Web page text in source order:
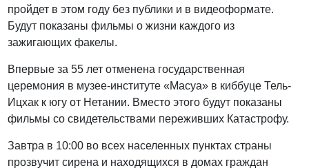
пройдет в этом году без публики и в видеоформате.
Будут показаны фильмы о жизни каждого из
зажигающих факелы.
Впервые за 55 лет отменена государственная
церемония в музее-институте «Масуа» в киббуце Тель-
Ицхак к югу от Нетании. Вместо этого будут показаны
фильмы со свидетельствами переживших Катастрофу.
Завтра в 10:00 во всех населенных пунктах страны
прозвучит сирена и находящихся в домах граждан